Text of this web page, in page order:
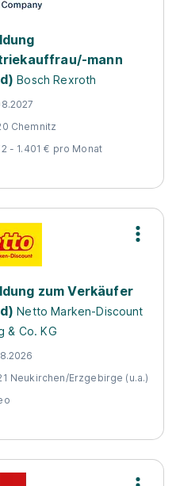
mann
Bosch Rexroth
Chemnitz
- 1.401 € pro Monat
zum Verkäufer
Netto Marken-Discount
& Co. KG
Neukirchen/Erzgebirge (u.a.)